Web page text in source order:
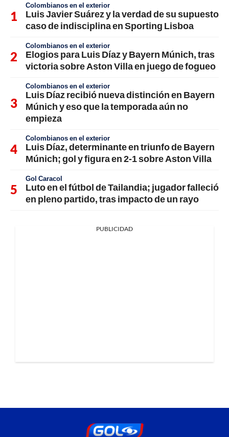
Colombianos en el exterior
Luis Javier Suárez y la verdad de su supuesto
caso de indisciplina en Sporting Lisboa
Colombianos en el exterior
Elogios para Luis Díaz y Bayern Múnich, tras
victoria sobre Aston Villa en juego de fogueo
Colombianos en el exterior
Luis Díaz recibió nueva distinción en Bayern
Múnich y eso que la temporada aún no
empieza
Colombianos en el exterior
Luis Díaz, determinante en triunfo de Bayern
Múnich; gol y figura en 2-1 sobre Aston Villa
Gol Caracol
Luto en el fútbol de Tailandia; jugador falleció
en pleno partido, tras impacto de un rayo
PUBLICIDAD